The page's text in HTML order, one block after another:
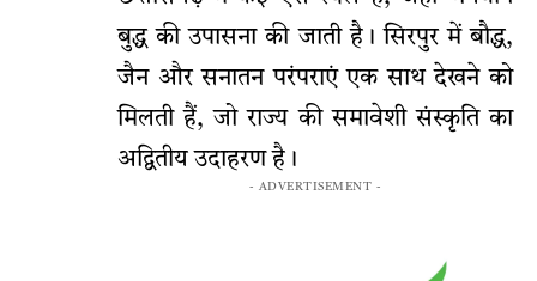
बुद्ध की उपासना की जाती है। सिरपुर में बौद्ध,
जैन और सनातन परंपराएं एक साथ देखने को
मिलती हैं, जो राज्य की समावेशी संस्कृति का
अद्वितीय उदाहरण है।
- ADVERTISEMENT -